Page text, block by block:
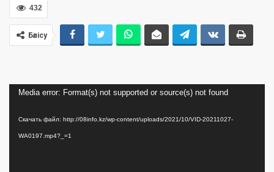
432
Бөлісу
Видеоплеер
Media error: Format(s) not supported or source(s) not found
Скачать файл: http://08info.kz/wp-content/uploads/2021/10/VID-20211027-
WA0197.mp4?_=1